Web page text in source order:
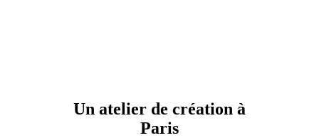
Un atelier de création à
Paris